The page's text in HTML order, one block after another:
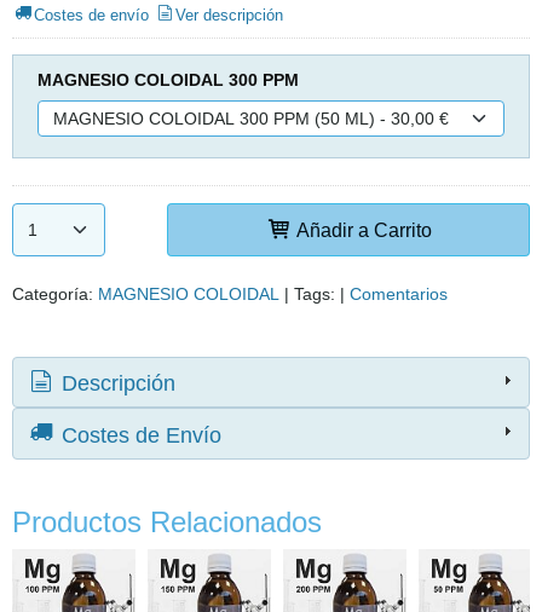
Costes de envío Ver descripción
MAGNESIO COLOIDAL 300 PPM
Añadir a Carrito
Categoría: MAGNESIO COLOIDAL | Tags: | Comentarios
Descripción
Costes de Envío
Productos Relacionados